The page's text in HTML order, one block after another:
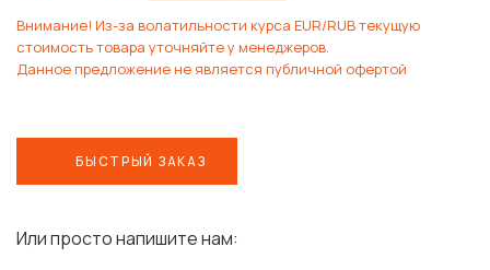
Внимание! Из-за волатильности курса EUR/RUB текущую
стоимость товара уточняйте у менеджеров.
Данное предложение не является публичной офертой
БЫСТРЫЙ ЗАКАЗ
Или просто напишите нам: